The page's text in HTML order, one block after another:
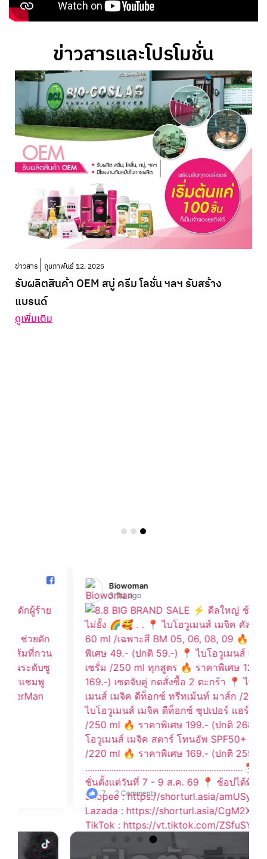
ข่าวสารและโปรโมชั่น
ข่าวสาร กุมภาพันธ์ 12, 2025
รับผลิตสินค้า OEM สบู่ ครีม โลชั่น ฯลฯ รับสร้าง
แบรนด์
ดูเพิ่มเติม
Biowoman️
3 วัน ago
2 Comments